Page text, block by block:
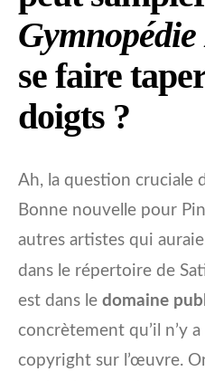
Gymnopédie
se faire
doigts ?
Ah, la question cruciale
Bonne nouvelle pour
autres artistes qui
dans le répertoire de
est dans le domaine
concrètement qu’il n’y
copyright sur l’œuvre.